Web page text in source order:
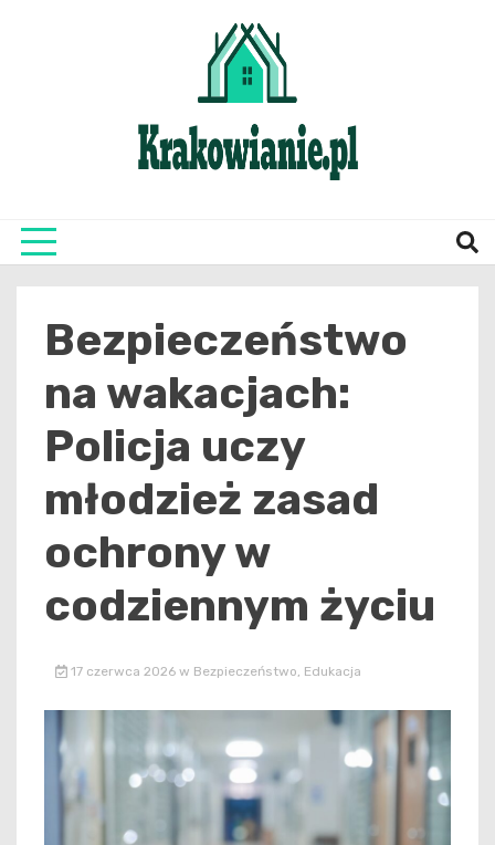
Bezpieczeństwo
na wakacjach:
Policja uczy
młodzież zasad
ochrony w
codziennym życiu
17 czerwca 2026 w Bezpieczeństwo, Edukacja